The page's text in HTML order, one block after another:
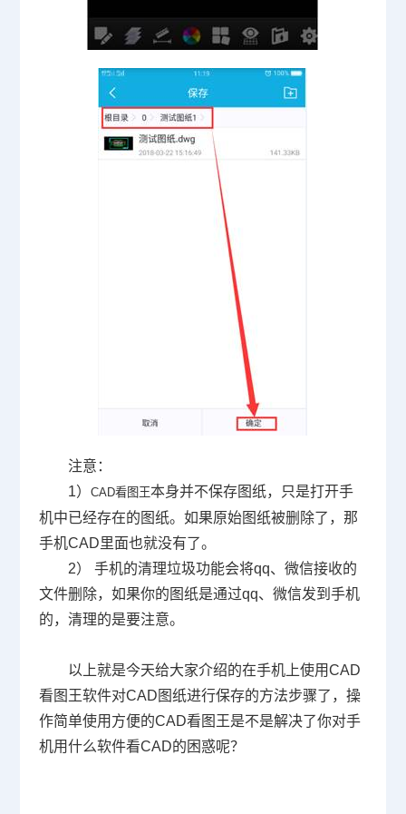
注意：
1） CAD看图王本身并不保存图纸，只是打开手
机中已经存在的图纸。如果原始图纸被删除了，那
手机CAD里面也就没有了。
2） 手机的清理垃圾功能会将qq、微信接收的
文件删除，如果你的图纸是通过qq、微信发到手机
的，清理的是要注意。
以上就是今天给大家介绍的在手机上使用CAD
看图王软件对CAD图纸进行保存的方法步骤了，操
作简单使用方便的CAD看图王是不是解决了你对手
机用什么软件看CAD的困惑呢？